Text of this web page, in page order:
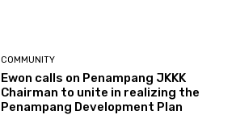
COMMUNITY
Ewon calls on Penampang JKKK
Chairman to unite in realizing the
Penampang Development Plan